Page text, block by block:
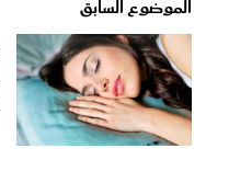
الموضوع السابق